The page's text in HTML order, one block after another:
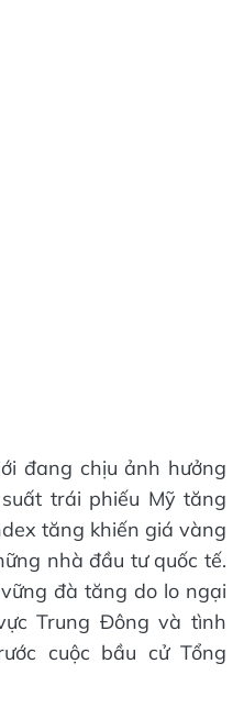
đang chịu ảnh hưởng
trái phiếu Mỹ tăng
tăng khiến giá vàng
nhà đầu tư quốc tế.
đà tăng do lo ngại
Trung Đông và tình
cuộc bầu cử Tổng